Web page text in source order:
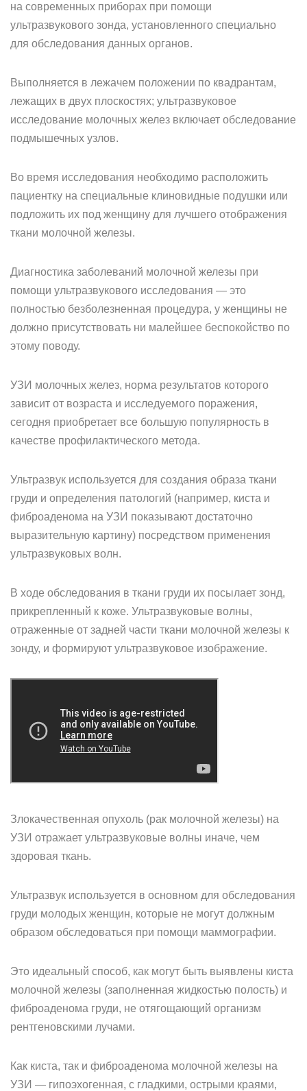
на современных приборах при помощи
ультразвукового зонда, установленного специально
для обследования данных органов.
Выполняется в лежачем положении по квадрантам,
лежащих в двух плоскостях; ультразвуковое
исследование молочных желез включает обследование
подмышечных узлов.
Во время исследования необходимо расположить
пациентку на специальные клиновидные подушки или
подложить их под женщину для лучшего отображения
ткани молочной железы.
Диагностика заболеваний молочной железы при
помощи ультразвукового исследования — это
полностью безболезненная процедура, у женщины не
должно присутствовать ни малейшее беспокойство по
этому поводу.
УЗИ молочных желез, норма результатов которого
зависит от возраста и исследуемого поражения,
сегодня приобретает все большую популярность в
качестве профилактического метода.
Ультразвук используется для создания образа ткани
груди и определения патологий (например, киста и
фиброаденома на УЗИ показывают достаточно
выразительную картину) посредством применения
ультразвуковых волн.
В ходе обследования в ткани груди их посылает зонд,
прикрепленный к коже. Ультразвуковые волны,
отраженные от задней части ткани молочной железы к
зонду, и формируют ультразвуковое изображение.
Злокачественная опухоль (рак молочной железы) на
УЗИ отражает ультразвуковые волны иначе, чем
здоровая ткань.
Ультразвук используется в основном для обследования
груди молодых женщин, которые не могут должным
образом обследоваться при помощи маммографии.
Это идеальный способ, как могут быть выявлены киста
молочной железы (заполненная жидкостью полость) и
фиброаденома груди, не отягощающий организм
рентгеновскими лучами.
Как киста, так и фиброаденома молочной железы на
УЗИ — гипоэхогенная, с гладкими, острыми краями,